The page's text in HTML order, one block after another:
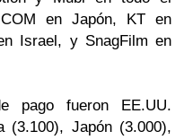
en Japón, KT en
Israel, y SnagFilm en
pago fueron EE.UU.
(3.100), Japón (3.000),